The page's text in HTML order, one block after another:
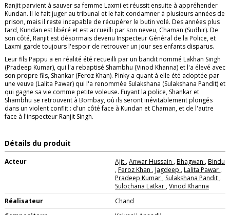
Ranjit parvient à sauver sa femme Laxmi et réussit ensuite à appréhender
Kundan. Il le fait juger au tribunal et le fait condamner à plusieurs années de
prison, mais il reste incapable de récupérer le butin volé. Des années plus
tard, Kundan est libéré et est accueilli par son neveu, Chaman (Sudhir). De
son côté, Ranjit est désormais devenu Inspecteur Général de la Police, et
Laxmi garde toujours l'espoir de retrouver un jour ses enfants disparus.
Leur fils Pappu a en réalité été recueilli par un bandit nommé Lakhan Singh
(Pradeep Kumar), qui l'a rebaptisé Shambhu (Vinod Khanna) et l'a élevé avec
son propre fils, Shankar (Feroz Khan). Pinky a quant à elle été adoptée par
une veuve (Lalita Pawar) qui l'a renommée Sulakshana (Sulakshana Pandit) et
qui gagne sa vie comme petite voleuse. Fuyant la police, Shankar et
Shambhu se retrouvent à Bombay, où ils seront inévitablement plongés
dans un violent conflit : d'un côté face à Kundan et Chaman, et de l'autre
face à l'inspecteur Ranjit Singh.
Détails du produit
Acteur Ajit ,Anwar Hussain ,Bhagwan ,Bindu
,Feroz Khan ,Jagdeep ,Lalita Pawar ,
Pradeep Kumar , Sulakshana Pandit ,
Sulochana Latkar ,Vinod Khanna
Réalisateur
Chand